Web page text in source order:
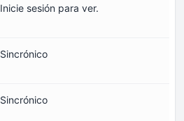
Inicie sesión para ver.
Sincrónico
Sincrónico